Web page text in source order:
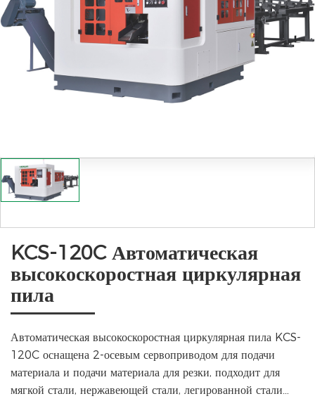
KCS-120C Автоматическая
высокоскоростная циркулярная
пила
Автоматическая высокоскоростная циркулярная пила KCS-
120C оснащена 2-осевым сервоприводом для подачи
материала и подачи материала для резки, подходит для
мягкой стали, нержавеющей стали, легированной стали…